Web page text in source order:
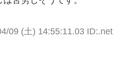
09 (土) 14:55:11.03 ID:.net